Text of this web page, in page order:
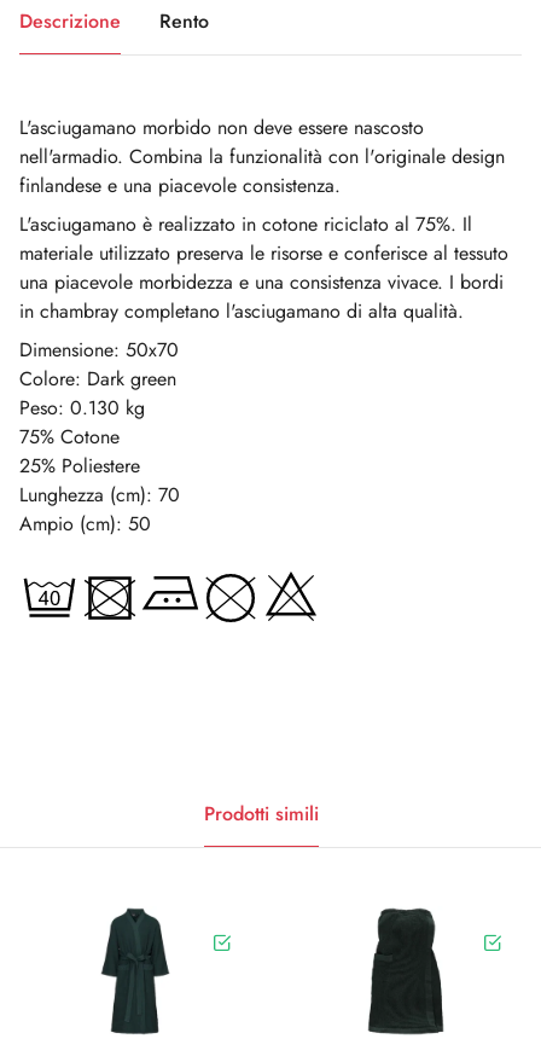
Descrizione Rento
L'asciugamano morbido non deve essere nascosto
nell'armadio. Combina la funzionalità con l'originale design
finlandese e una piacevole consistenza.
L'asciugamano è realizzato in cotone riciclato al 75%. Il
materiale utilizzato preserva le risorse e conferisce al tessuto
una piacevole morbidezza e una consistenza vivace. I bordi
in chambray completano l'asciugamano di alta qualità.
Dimensione: 50x70
Colore: Dark green
Peso: 0.130 kg
75% Cotone
25% Poliestere
Lunghezza (cm): 70
Ampio (cm): 50
Prodotti simili